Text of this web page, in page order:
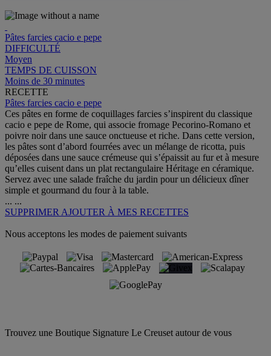
Pâtes farcies cacio e pepe
DIFFICULTÉ
Moyen
TEMPS DE CUISSON
Moins de 30 minutes
RECETTE
Pâtes farcies cacio e pepe
Ces pâtes en forme de coquillages farcies s’inspirent du classique
cacio e pepe de Rome, qui associe fromage Pecorino-Romano et
poivre noir dans une sauce onctueuse et riche. Dans cette version,
les pâtes sont d’abord fourrées avec un mélange de ricotta, puis
déposées dans une sauce crémeuse qui s’épaissit au fur et à mesure
qu’elles cuisent dans un plat rectangulaire Héritage en céramique.
Servez avec une salade fraîche du jardin pour un délicieux dîner
simple et gourmand du four à la table.
... ...
SUPPRIMER AJOUTER À MES RECETTES
Nous acceptons les modes de paiement suivants
Trouvez une Boutique Signature Le Creuset autour de vous